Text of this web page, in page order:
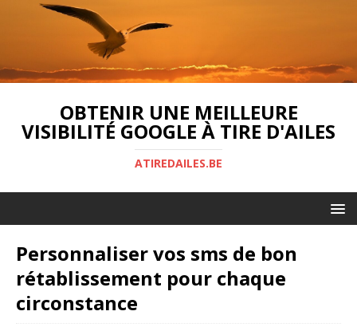
OBTENIR UNE MEILLEURE
VISIBILITÉ GOOGLE À TIRE D'AILES
ATIREDAILES.BE
Personnaliser vos sms de bon
rétablissement pour chaque
circonstance